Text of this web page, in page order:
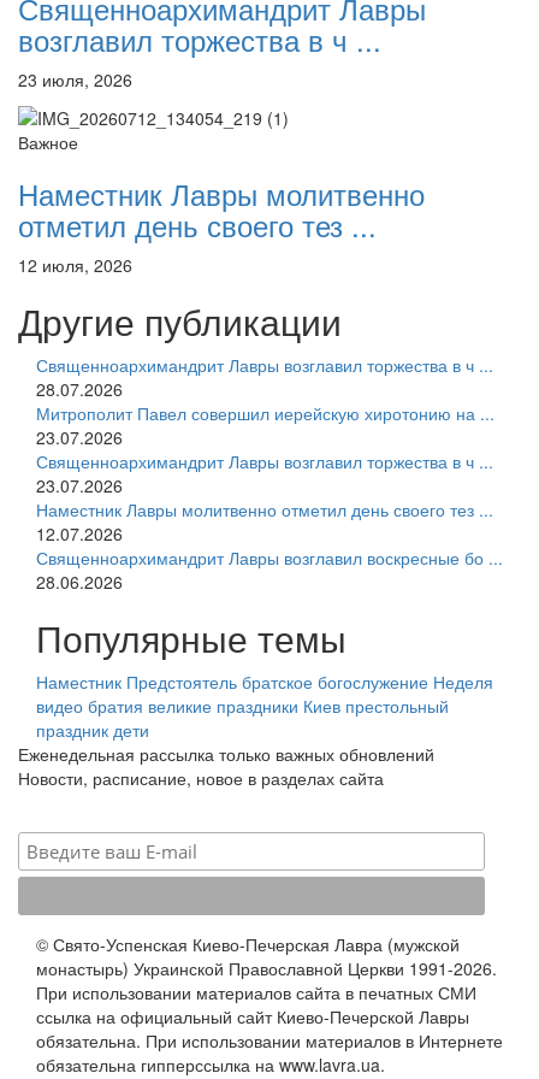
возглавил торжества в ч ...
23 июля, 2026
Важное
Наместник Лавры молитвенно
отметил день своего тез ...
12 июля, 2026
Другие публикации
Священноархимандрит Лавры возглавил торжества в ч ...
28.07.2026
Митрополит Павел совершил иерейскую хиротонию на ...
23.07.2026
Священноархимандрит Лавры возглавил торжества в ч ...
23.07.2026
Наместник Лавры молитвенно отметил день своего тез ...
12.07.2026
Священноархимандрит Лавры возглавил воскресные бо ...
28.06.2026
Популярные темы
Наместник Предстоятель братское богослужение Неделя
видео братия великие праздники Киев престольный
праздник дети
Еженедельная рассылка только важных обновлений
Новости, расписание, новое в разделах сайта
© Свято-Успенская Киево-Печерская Лавра (мужской
монастырь) Украинской Православной Церкви 1991-2026.
При использовании материалов сайта в печатных СМИ
ссылка на официальный сайт Киево-Печерской Лавры
обязательна. При использовании материалов в Интернете
обязательна гипперссылка на www.lavra.ua.